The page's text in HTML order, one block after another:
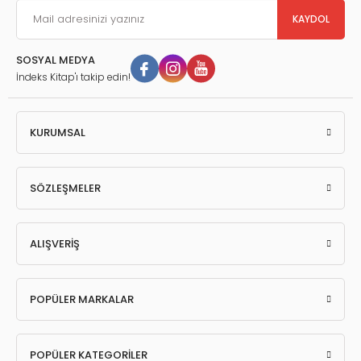
KAYDOL
SOSYAL MEDYA
İndeks Kitap'ı takip edin!
KURUMSAL
SÖZLEŞMELER
ALIŞVERİŞ
POPÜLER MARKALAR
POPÜLER KATEGORİLER